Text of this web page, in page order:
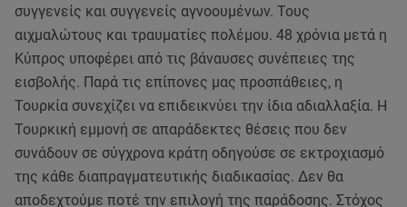
συγγενείς και συγγενείς αγνοουμένων. Τους
αιχμαλώτους και τραυματίες πολέμου. 48 χρόνια μετά η
Κύπρος υποφέρει από τις βάναυσες συνέπειες της
εισβολής. Παρά τις επίπονες μας προσπάθειες, η
Τουρκία συνεχίζει να επιδεικνύει την ίδια αδιαλλαξία. Η
Τουρκική εμμονή σε απαράδεκτες θέσεις που δεν
συνάδουν σε σύγχρονα κράτη οδηγούσε σε εκτροχιασμό
της κάθε διαπραγματευτικής διαδικασίας. Δεν θα
αποδεχτούμε ποτέ την επιλογή της παράδοσης. Στόχος